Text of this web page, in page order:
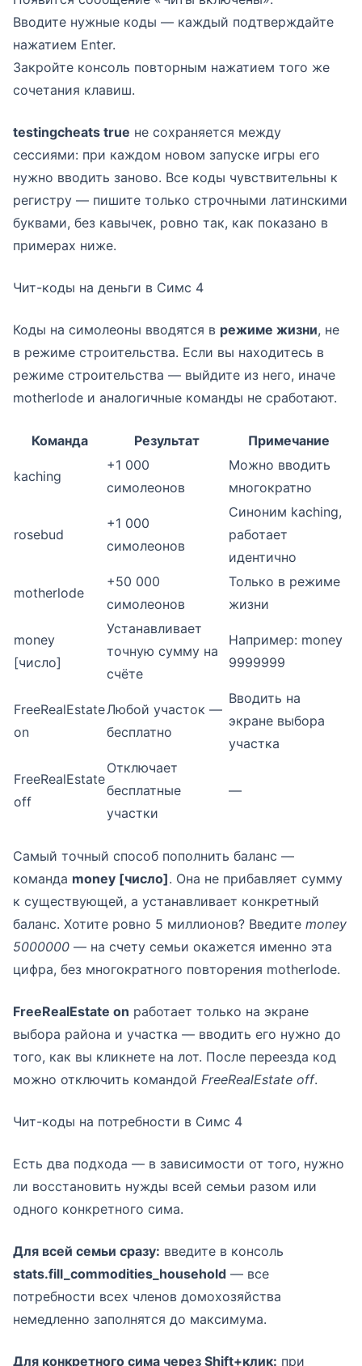
Вводите нужные коды — каждый подтверждайте
нажатием Enter.
Закройте консоль повторным нажатием того же
сочетания клавиш.
testingcheats true не сохраняется между
сессиями: при каждом новом запуске игры его
нужно вводить заново. Все коды чувствительны к
регистру — пишите только строчными латинскими
буквами, без кавычек, ровно так, как показано в
примерах ниже.
Чит-коды на деньги в Симс 4
Коды на симолеоны вводятся в режиме жизни, не
в режиме строительства. Если вы находитесь в
режиме строительства — выйдите из него, иначе
motherlode и аналогичные команды не сработают.
Команда Результат Примечание
kaching
+1 000
симолеонов
Можно вводить
многократно
rosebud
+1 000
симолеонов
Синоним kaching,
работает
идентично
motherlode
+50 000
симолеонов
Только в режиме
жизни
money
[число]
Устанавливает
точную сумму на
счёте
Например: money
9999999
FreeRealEstate
on
Любой участок —
бесплатно
Вводить на
экране выбора
участка
FreeRealEstate
off
Отключает
бесплатные
участки
—
Самый точный способ пополнить баланс —
команда money [число]. Она не прибавляет сумму
к существующей, а устанавливает конкретный
баланс. Хотите ровно 5 миллионов? Введите money
5000000 — на счету семьи окажется именно эта
цифра, без многократного повторения motherlode.
FreeRealEstate on работает только на экране
выбора района и участка — вводить его нужно до
того, как вы кликнете на лот. После переезда код
можно отключить командой FreeRealEstate off.
Чит-коды на потребности в Симс 4
Есть два подхода — в зависимости от того, нужно
ли восстановить нужды всей семьи разом или
одного конкретного сима.
Для всей семьи сразу: введите в консоль
stats.fill_commodities_household — все
потребности всех членов домохозяйства
немедленно заполнятся до максимума.
Для конкретного сима через Shift+клик: при